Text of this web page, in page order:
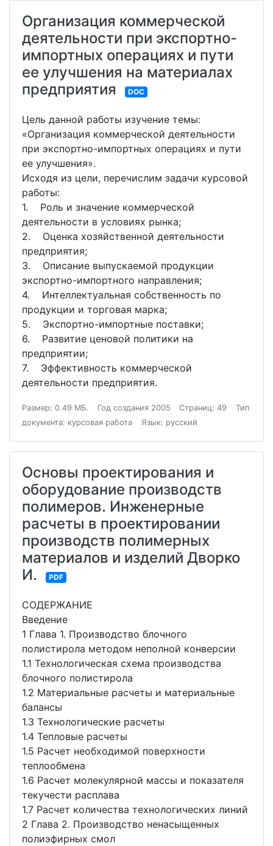
Организация коммерческой
деятельности при экспортно-
импортных операциях и пути
ее улучшения на материалах
предприятия
DOC
Цель данной работы изучение темы:
«Организация коммерческой деятельности
при экспортно-импортных операциях и пути
ее улучшения».
Исходя из цели, перечислим задачи курсовой
работы:
1. Роль и значение коммерческой
деятельности в условиях рынка;
2. Оценка хозяйственной деятельности
предприятия;
3. Описание выпускаемой продукции
экспортно-импортного направления;
4. Интеллектуальная собственность по
продукции и торговая марка;
5. Экспортно-импортные поставки;
6. Развитие ценовой политики на
предприятии;
7. Эффективность коммерческой
деятельности предприятия.
Размер: 0.49 МБ. Год создания 2005 Страниц: 49
Тип
документа: курсовая работа
Язык: русский
Основы проектирования и
оборудование производств
полимеров. Инженерные
расчеты в проектировании
производств полимерных
материалов и изделий Дворко
И.
PDF
СОДЕРЖАНИЕ
Введение
1 Глава 1. Производство блочного
полистирола методом неполной конверсии
1.1 Технологическая схема производства
блочного полистирола
1.2 Материальные расчеты и материальные
балансы
1.3 Технологические расчеты
1.4 Тепловые расчеты
1.5 Расчет необходимой поверхности
теплообмена
1.6 Расчет молекулярной массы и показателя
текучести расплава
1.7 Расчет количества технологических линий
2 Глава 2. Производство ненасыщенных
полиэфирных смол